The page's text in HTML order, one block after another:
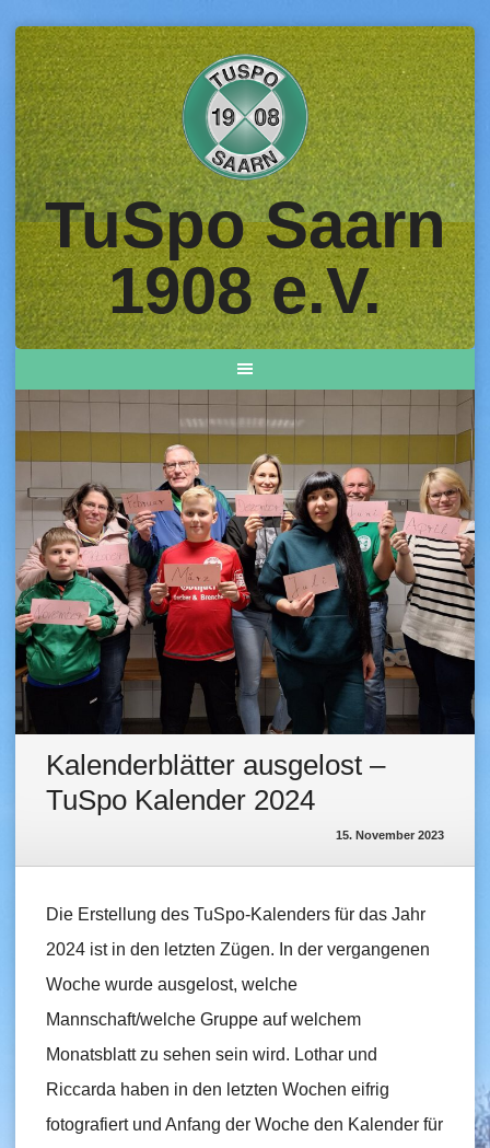
Skip
to
content
TuSpo Saarn
1908 e.V.
Kalenderblätter ausgelost –
TuSpo Kalender 2024
15. November 2023
Die Erstellung des TuSpo-Kalenders für das Jahr
2024 ist in den letzten Zügen. In der vergangenen
Woche wurde ausgelost, welche
Mannschaft/welche Gruppe auf welchem
Monatsblatt zu sehen sein wird. Lothar und
Riccarda haben in den letzten Wochen eifrig
fotografiert und Anfang der Woche den Kalender für